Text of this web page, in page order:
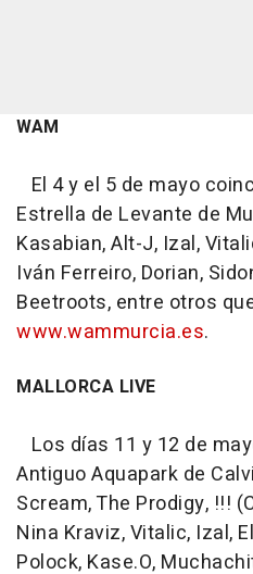
WAM
El 4 y el 5 de mayo
Estrella de Levante de
Kasabian, Alt-J, Izal,
Iván Ferreiro, Dorian,
Beetroots, entre otros
www.wammurcia.es.
MALLORCA LIVE
Los días 11 y 12 de
Antiguo Aquapark de
Scream, The Prodigy, !!!
Nina Kraviz, Vitalic, Izal,
Polock, Kase.O,